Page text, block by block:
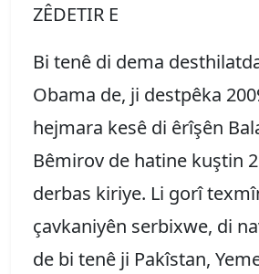
ZÊDETIR E
Bi tenê di dema
Obama de, ji destpêka
hejmara kesê di êrîşên
Bêmirov de hatine kuştin
derbas kiriye. Li gorî
çavkaniyên serbixwe, di
de bi tenê ji Pakîstan,